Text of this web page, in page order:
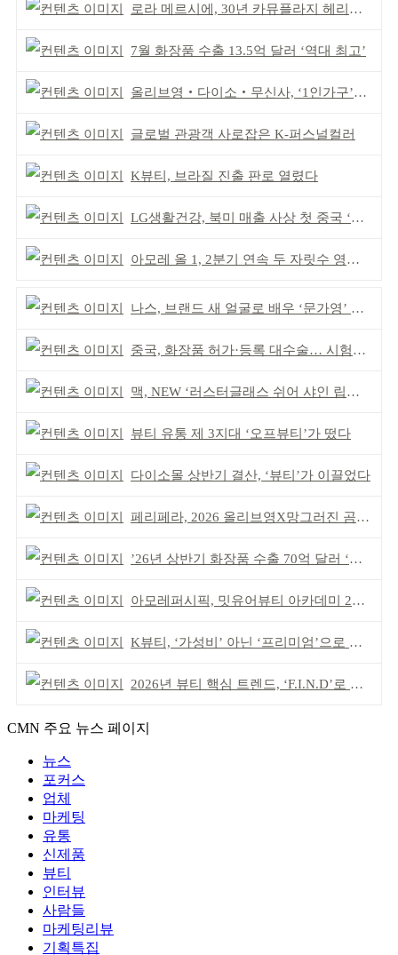
로라 메르시에, 30년 카뮤플라지 헤리티지 담아
7월 화장품 수출 13.5억 달러 ‘역대 최고’
올리브영‧다이소‧무신사, ‘1인가구’가 이끈다
글로벌 관광객 사로잡은 K-퍼스널컬러
K뷰티, 브라질 진출 판로 열렸다
LG생활건강, 북미 매출 사상 첫 중국 ‘추월’
아모레 올 1, 2분기 연속 두 자릿수 영업이익률 기록
나스, 브랜드 새 얼굴로 배우 ‘문가영’ 발탁
중국, 화장품 허가·등록 대수술… 시험자료 공용 허용
맥, NEW ‘러스터글래스 쉬어 샤인 립스틱’ 출시
뷰티 유통 제 3지대 ‘오프뷰티’가 떴다
다이소몰 상반기 결산, ‘뷰티’가 이끌었다
페리페라, 2026 올리브영X망그러진 곰 콜라보
’26년 상반기 화장품 수출 70억 달러 ‘역대 최고’
아모레퍼시픽, 밋유어뷰티 아카데미 2기 발대식
K뷰티, ‘가성비’ 아닌 ‘프리미엄’으로 승부걸어야
2026년 뷰티 핵심 트렌드, ‘F.I.N.D’로 읽는다
CMN 주요 뉴스 페이지
뉴스
포커스
업체
마케팅
유통
신제품
뷰티
인터뷰
사람들
마케팅리뷰
기획특집